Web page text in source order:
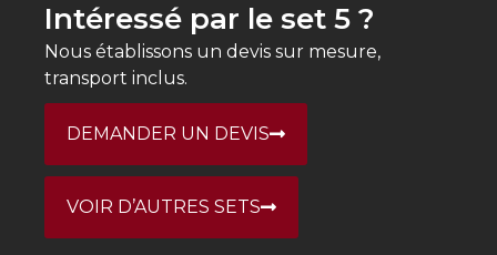
Intéressé par le set 5 ?
Nous établissons un devis sur mesure,
transport inclus.
DEMANDER UN DEVIS
VOIR D’AUTRES SETS